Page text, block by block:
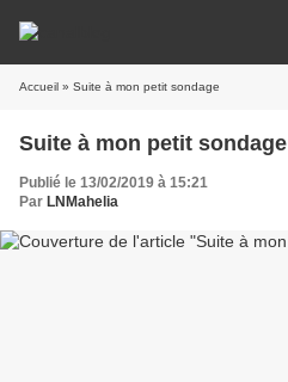
Accueil » Suite à mon petit sondage
Suite à mon petit sondage
Publié le 13/02/2019 à 15:21
Par LNMahelia